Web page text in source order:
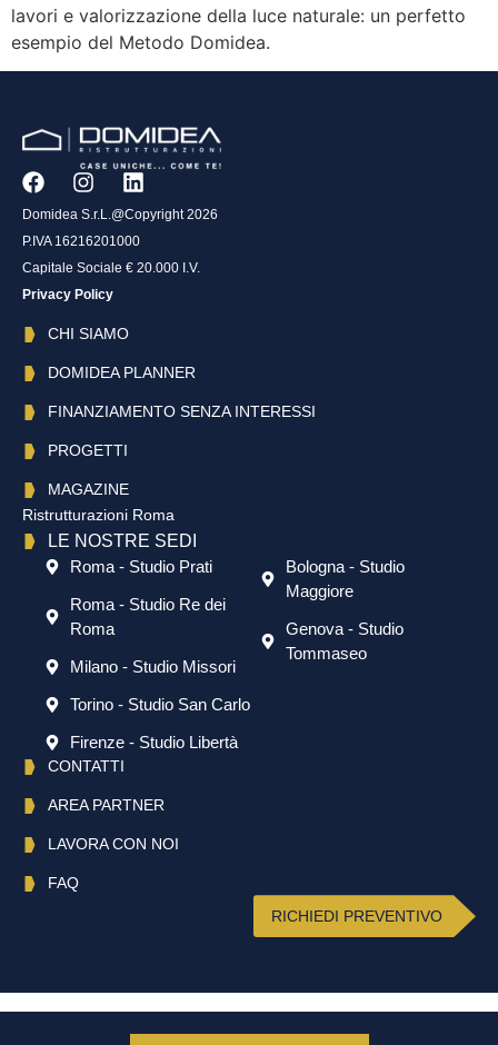
lavori e valorizzazione della luce naturale: un perfetto
esempio del Metodo Domidea.
Domidea S.r.L.@Copyright 2026
P.IVA 16216201000
Capitale Sociale € 20.000 I.V.
Privacy Policy
CHI SIAMO
DOMIDEA PLANNER
FINANZIAMENTO SENZA INTERESSI
PROGETTI
MAGAZINE
Ristrutturazioni Roma
LE NOSTRE SEDI
Roma - Studio Prati
Roma - Studio Re dei
Roma
Milano - Studio Missori
Torino - Studio San Carlo
Firenze - Studio Libertà
Bologna - Studio
Maggiore
Genova - Studio
Tommaseo
CONTATTI
AREA PARTNER
LAVORA CON NOI
FAQ
RICHIEDI PREVENTIVO
Italiano